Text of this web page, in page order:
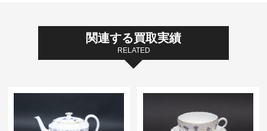
関連する買取実績
RELATED